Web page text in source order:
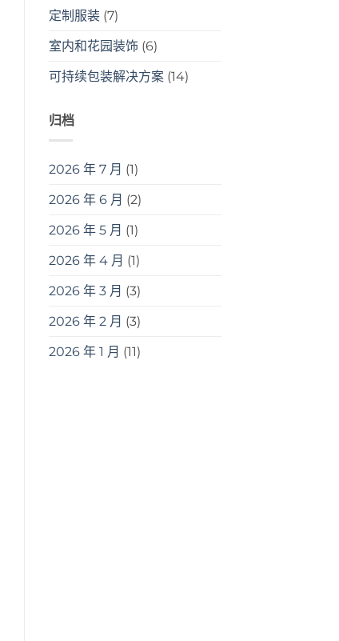
定制服装(7)
室内和花园装饰(6)
可持续包装解决方案(14)
归档
2026 年 7 月 (1)
2026 年 6 月 (2)
2026 年 5 月 (1)
2026 年 4 月 (1)
2026 年 3 月 (3)
2026 年 2 月 (3)
2026 年 1 月 (11)